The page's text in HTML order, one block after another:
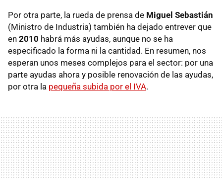
Por otra parte, la rueda de prensa de Miguel Sebastián
(Ministro de Industria) también ha dejado entrever que
en 2010 habrá más ayudas, aunque no se ha
especificado la forma ni la cantidad. En resumen, nos
esperan unos meses complejos para el sector: por una
parte ayudas ahora y posible renovación de las ayudas,
por otra la pequeña subida por el IVA.